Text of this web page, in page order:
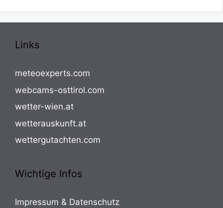
Links
meteoexperts.com
webcams-osttirol.com
wetter-wien.at
wetterauskunft.at
wettergutachten.com
Wichtige Infos
Impressum & Datenschutz